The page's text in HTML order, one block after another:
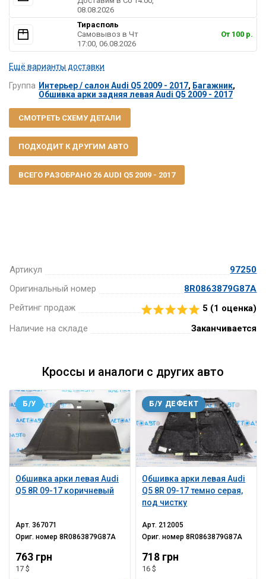
Артикул
97250
Оригинальный номер
8R0863879G87A
Рейтинг продаж
5 (1 оценка)
Наличие на складе
Заканчивается
08.08.2026
Тирасполь
Самовывоз в Чт
17:00, 06.08.2026
От 100 р.
Ещё варианты доставки
Группа Интерьер / салон Audi Q5 2009 - 2017, Багажник,
Обшивка арки задняя левая Audi Q5 2009 - 2017
СМОТРЕТЬ СХЕМУ ДЕТАЛИ
ПОДХОДИТ К ДРУГИМ АВТО
ВСЕГО РАЗОБРАНО 26 AUDI Q5 2009 - 2017
Кроссы и аналоги с других авто
Обшивка арки левая Audi
Q5 8R 09-17 коричневый
Б/У
Арт.367071
Ориг. номер8R0863879G87A
763 грн
17 $
Обшивка арки левая Audi
Q5 8R 09-17 темно серая,
под чистку
Б/У ДЕФЕКТ
Арт. 212005
Ориг. номер8R0863879G87A
718 грн
16 $